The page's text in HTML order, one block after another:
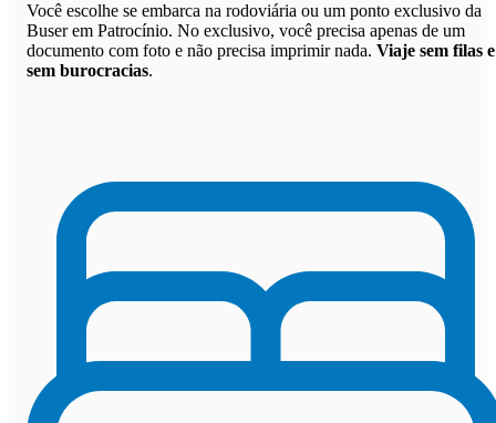
Você escolhe se embarca na rodoviária ou um ponto exclusivo da
Buser em Patrocínio. No exclusivo, você precisa apenas de um
documento com foto e não precisa imprimir nada. Viaje sem filas e
sem burocracias.